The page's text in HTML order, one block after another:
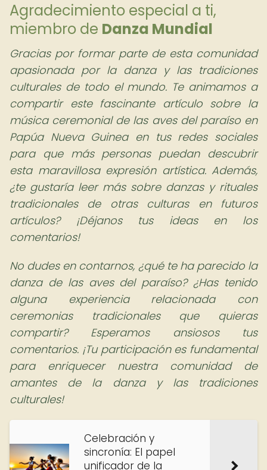
Agradecimiento especial a ti,
miembro de Danza Mundial
Gracias por formar parte de esta comunidad
apasionada por la danza y las tradiciones
culturales de todo el mundo. Te animamos a
compartir este fascinante artículo sobre la
música ceremonial de las aves del paraíso en
Papúa Nueva Guinea en tus redes sociales
para que más personas puedan descubrir
esta maravillosa expresión artística. Además,
¿te gustaría leer más sobre danzas y rituales
tradicionales de otras culturas en futuros
artículos? ¡Déjanos tus ideas en los
comentarios!
No dudes en contarnos, ¿qué te ha parecido la
danza de las aves del paraíso? ¿Has tenido
alguna experiencia relacionada con
ceremonias tradicionales que quieras
compartir? Esperamos ansiosos tus
comentarios. ¡Tu participación es fundamental
para enriquecer nuestra comunidad de
amantes de la danza y las tradiciones
culturales!
Celebración y
sincronía: El papel
unificador de la